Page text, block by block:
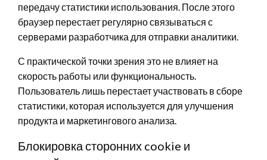
передачу статистики использования. После этого
браузер перестает регулярно связываться с
серверами разработчика для отправки аналитики.
С практической точки зрения это не влияет на
скорость работы или функциональность.
Пользователь лишь перестает участвовать в сборе
статистики, которая используется для улучшения
продукта и маркетингового анализа.
Блокировка сторонних cookie и